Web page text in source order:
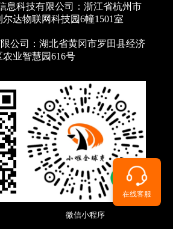
科技有限公司：浙江省杭州市
达物联网科技园6幢1501室
公司：湖北省黄冈市罗田县经济
农业智慧园616号
微信小程序
在线客服